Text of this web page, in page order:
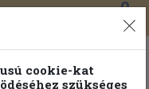
0
cookie-kat
szükséges